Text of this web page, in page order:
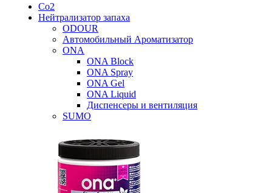
Со2
Нейтрализатор запаха
ODOUR
Автомобильный Ароматизатор
ONA
ONA Block
ONA Spray
ONA Gel
ONA Liquid
Диспенсеры и вентиляция
SUMO